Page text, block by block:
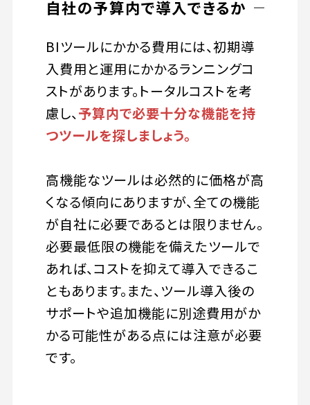
自社の予算内で導入できるか
BIツールにかかる費用には、初期導
入費用と運用にかかるランニングコ
ストがあります。トータルコストを考
慮し、予算内で必要十分な機能を持
つツールを探しましょう。
高機能なツールは必然的に価格が高
くなる傾向にありますが、全ての機能
が自社に必要であるとは限りません。
必要最低限の機能を備えたツールで
あれば、コストを抑えて導入できるこ
ともあります。また、ツール導入後の
サポートや追加機能に別途費用がか
かる可能性がある点には注意が必要
です。